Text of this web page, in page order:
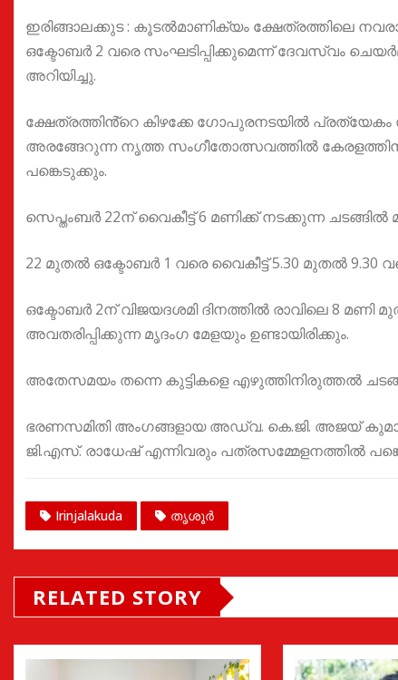
ഇരിങ്ങാലക്കുട : കൂടൽമാണിക്യം ക്ഷേത്രത്തിലെ
ഒക്ടോബർ 2 വരെ സംഘടിപ്പിക്കുമെന്ന് ദേവസ്വം
അറിയിച്ചു.
ക്ഷേത്രത്തിൻ്റെ കിഴക്കേ ഗോപുരനടയിൽ
അരങ്ങേറുന്ന നൃത്ത സംഗീതോത്സവത്തിൽ
പങ്കെടുക്കും.
സെപ്തംബർ 22ന് വൈകീട്ട് 6 മണിക്ക് നടക്കുന്ന
22 മുതൽ ഒക്ടോബർ 1 വരെ വൈകീട്ട് 5.30 മുതൽ 9.30
ഒക്ടോബർ 2ന് വിജയദശമി ദിനത്തിൽ രാവിലെ 8
അവതരിപ്പിക്കുന്ന മൃദംഗ മേളയും ഉണ്ടായിരിക്കും.
അതേസമയം തന്നെ കുട്ടികളെ എഴുത്തിനിരുത്തൽ
ഭരണസമിതി അംഗങ്ങളായ അഡ്വ. കെ.ജി. അജയ്
ജി.എസ്. രാധേഷ് എന്നിവരും പത്രസമ്മേളനത്തിൽ
Irinjalakuda തൃശൂർ
RELATED STORY